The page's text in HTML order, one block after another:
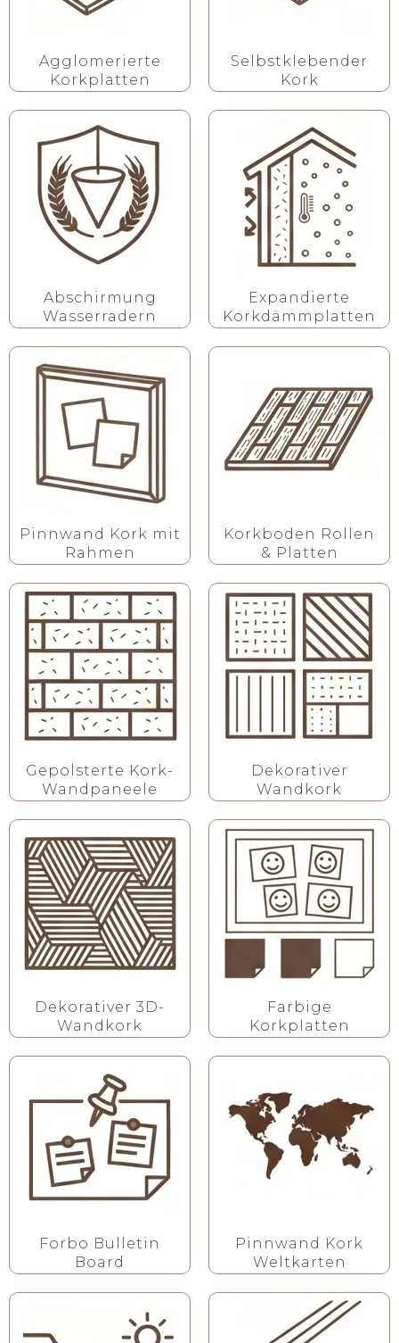
Agglomerierte
Korkplatten
Selbstklebender
Kork
Abschirmung
Wasserradern
Expandierte
Korkdämmplatten
Pinnwand Kork mit
Rahmen
Korkboden Rollen
& Platten
Gepolsterte Kork-
Wandpaneele
Dekorativer
Wandkork
Dekorativer 3D-
Wandkork
Farbige
Korkplatten
Forbo Bulletin
Board
Pinnwand Kork
Weltkarten